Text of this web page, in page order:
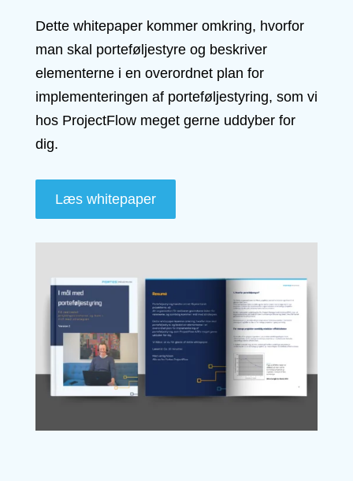
Dette whitepaper kommer omkring, hvorfor
man skal porteføljestyre og beskriver
elementerne i en overordnet plan for
implementeringen af porteføljestyring, som vi
hos ProjectFlow meget gerne uddyber for
dig.
Læs whitepaper